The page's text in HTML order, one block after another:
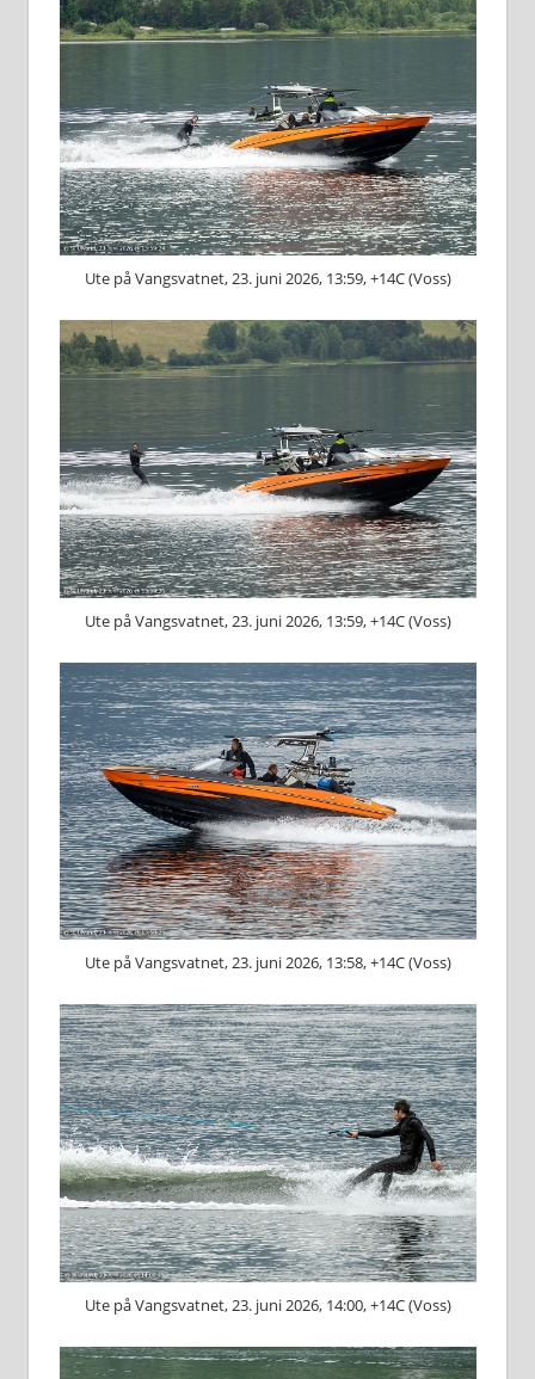
Ute på Vangsvatnet, 23. juni 2026, 13:59, +14C (Voss)
Ute på Vangsvatnet, 23. juni 2026, 13:59, +14C (Voss)
Ute på Vangsvatnet, 23. juni 2026, 13:58, +14C (Voss)
Ute på Vangsvatnet, 23. juni 2026, 14:00, +14C (Voss)